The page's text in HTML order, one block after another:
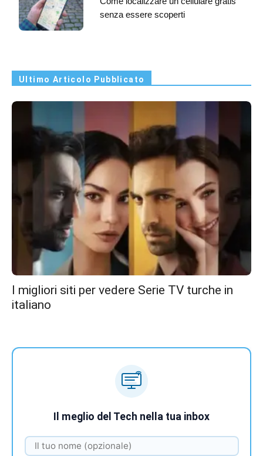
senza essere scoperti
Ultimo Articolo Pubblicato
I migliori siti per vedere Serie TV turche in
italiano
Il meglio del Tech nella tua inbox